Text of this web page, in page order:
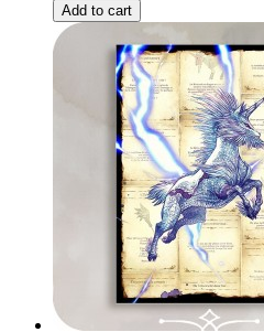
Add to cart